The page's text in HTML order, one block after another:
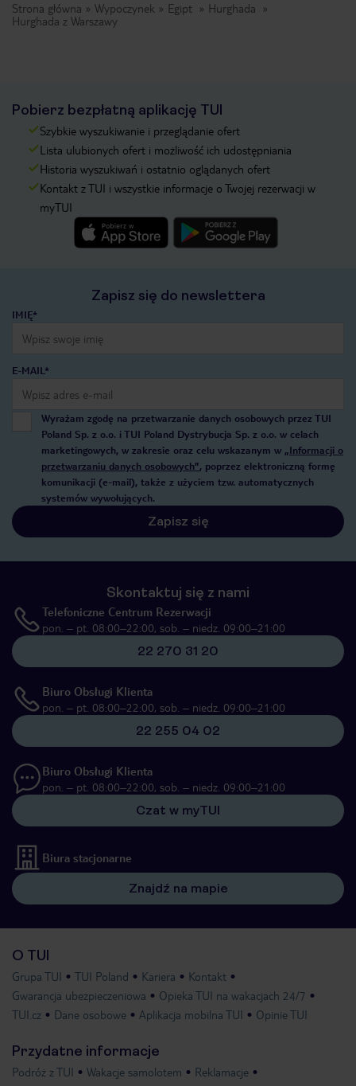
Strona główna Wypoczynek Egipt
Hurghada
Hurghada z Warszawy
Pobierz bezpłatną aplikację TUI
Szybkie wyszukiwanie i przeglądanie ofert
Lista ulubionych ofert i możliwość ich udostępniania
Historia wyszukiwań i ostatnio oglądanych ofert
Kontakt z TUI i wszystkie informacje o Twojej rezerwacji w
myTUI
Zapisz się do newslettera
IMIĘ*
E-MAIL*
Wyrażam zgodę na przetwarzanie danych osobowych przez TUI
Poland Sp. z o.o. i TUI Poland Dystrybucja Sp. z o.o. w celach
marketingowych, w zakresie oraz celu wskazanym w „Informacji o
przetwarzaniu danych osobowych”, poprzez elektroniczną formę
komunikacji (e-mail), także z użyciem tzw. automatycznych
systemów wywołujących.
Zapisz się
Skontaktuj się z nami
Telefoniczne Centrum Rezerwacji
pon. – pt. 08:00–22:00, sob. – niedz. 09:00–21:00
22 270 31 20
Biuro Obsługi Klienta
pon. – pt. 08:00–22:00, sob. – niedz. 09:00–21:00
22 255 04 02
Biuro Obsługi Klienta
pon. – pt. 08:00–22:00, sob. – niedz. 09:00–21:00
Czat w myTUI
Biura stacjonarne
Znajdź na mapie
O TUI
Grupa TUI TUI Poland Kariera
Kontakt
Gwarancja ubezpieczeniowa
Opieka TUI na wakacjach 24/7
TUI.cz
Dane osobowe Aplikacja mobilna TUI Opinie TUI
Przydatne informacje
Podróż z TUI Wakacje samolotem
Reklamacje